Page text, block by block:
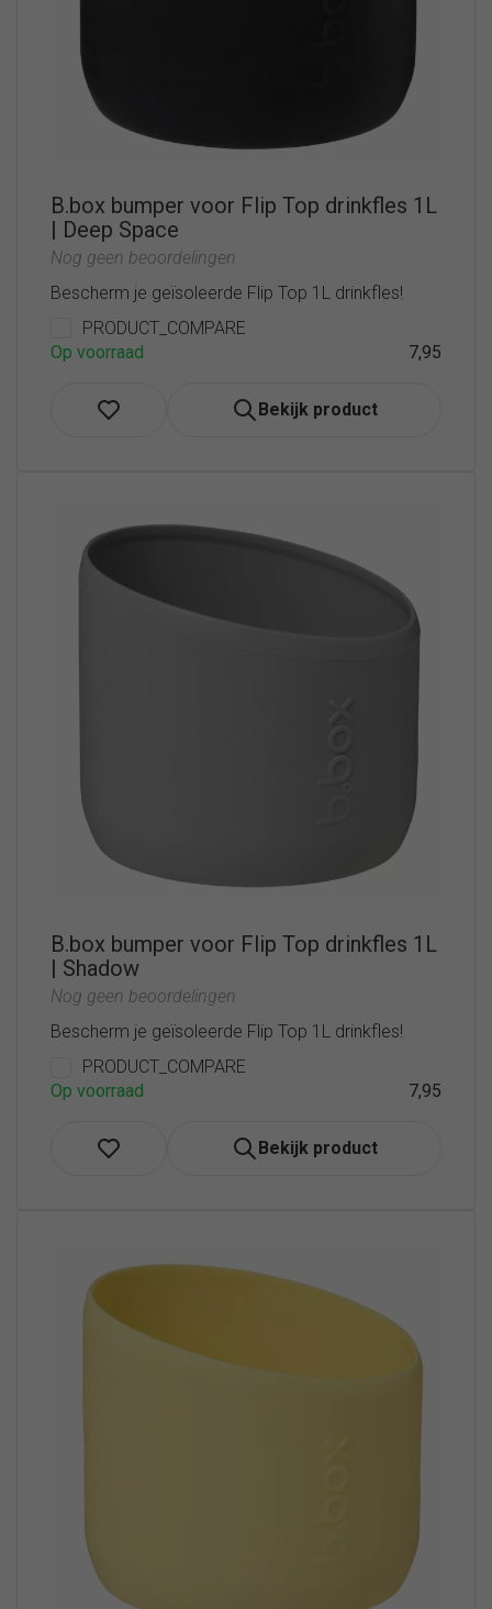
B.box bumper voor Flip Top drinkfles 1L
| Deep Space
Nog geen beoordelingen
Bescherm je geïsoleerde Flip Top 1L drinkfles!
PRODUCT_COMPARE
Op voorraad
7,95
Bekijk product
B.box bumper voor Flip Top drinkfles 1L
| Shadow
Nog geen beoordelingen
Bescherm je geïsoleerde Flip Top 1L drinkfles!
PRODUCT_COMPARE
Op voorraad
7,95
Bekijk product